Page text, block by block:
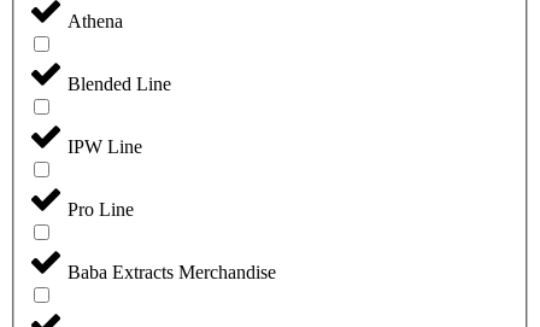
Athena
Blended Line
IPW Line
Pro Line
Baba Extracts Merchandise